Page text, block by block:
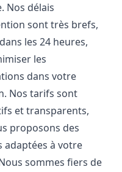
Nos délais
sont très brefs,
les 24 heures,
les
dans votre
Nos tarifs sont
et transparents,
proposons des
adaptées à votre
sommes fiers de